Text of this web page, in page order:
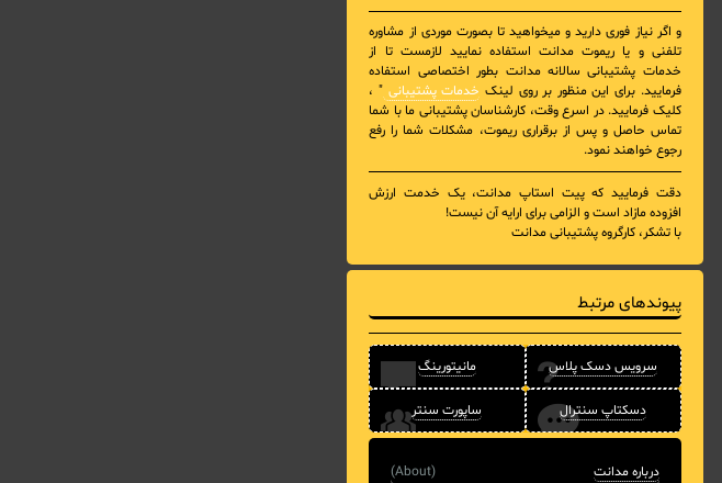
و اگر نیاز فوری دارید و میخواهید تا بصورت موردی از مشاوره
تلفنی و یا ریموت مدانت استفاده نمایید لازمست تا از
خدمات پشتیبانی سالانه مدانت بطور اختصاصی استفاده
فرمایید. برای این منظور بر روی لینک خدمات پشتیبانی " ،
کلیک فرمایید. در اسرع وقت، کارشناسان پشتیبانی ما با شما
تماس حاصل و پس از برقراری ریموت، مشکلات شما را رفع
رجوع خواهند نمود.
دقت فرمایید که پیت استاپ مدانت، یک خدمت ارزش
افزوده مازاد است و الزامی برای ارایه آن نیست!
با تشکر، کارگروه پشتیبانی مدانت
پیوندهای مرتبط
سرویس دسک پلاس مانیتورینگ
دسکتاپ سنترال ساپورت سنتر
درباره مدانت
(About)